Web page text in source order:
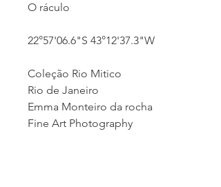
O ráculo
22°57'06.6"S 43°12'37.3"W
Coleção Rio Mitico
Rio de Janeiro
Emma Monteiro da rocha
Fine Art Photography